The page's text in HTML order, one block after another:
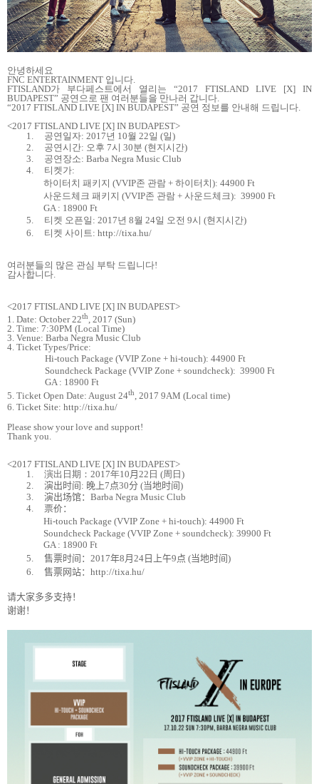
안녕하세요
FNC ENTERTAINMENT 입니다.
FTISLAND가 부다페스트에서 열리는 “2017 FTISLAND LIVE [X] IN
BUDAPEST” 공연으로 팬 여러분들을 만나러 갑니다.
“2017 FTISLAND LIVE [X] IN BUDAPEST” 공연 정보를 안내해 드립니다.
<2017 FTISLAND LIVE [X] IN BUDAPEST>
1.
공연일자: 2017년 10월 22일 (일)
2.
공연시간: 오후 7시 30분 (현지시간)
3.
공연장소: Barba Negra Music Club
4.
티켓가:
하이터치 패키지 (VVIP존 관람+ 하이터치): 44900 Ft
사운드체크 패키지 (VVIP존 관람+ 사운드체크): 39900 Ft
GA : 18900 Ft
5.
티켓 오픈일 : 2017년 8월 24일 오전 9시 (현지시간)
6.
티켓 사이트: http://tixa.hu/
여러분들의 많은 관심 부탁 드립니다!
감사합니다.
<2017 FTISLAND LIVE [X] IN BUDAPEST>
1. Date: October 22th
, 2017 (Sun)
2. Time: 7:30PM (Local Time)
3. Venue: Barba Negra Music Club
4. Ticket Types/Price:
Hi-touch Package (VVIP Zone + hi-touch): 44900 Ft
Soundcheck Package (VVIP Zone + soundcheck): 39900 Ft
GA : 18900 Ft
5. Ticket Open Date: August 24th, 2017 9AM (Local time)
6. Ticket Site: http://tixa.hu/
Please show your love and support!
Thank you.
<2017 FTISLAND LIVE [X] IN BUDAPEST>
1.
演出日期： 2017年10月 22 日 (周日 )
2.
演出 时间 : 晚上7 点30分(当地时间)
3.
演出场馆： Barba Negra Music Club
4.
票价：
Hi-touch Package (VVIP Zone + hi-touch): 44900 Ft
Soundcheck Package (VVIP Zone + soundcheck): 39900 Ft
GA : 18900 Ft
5.
售票时间 ： 2017年8月 24日上午9 点 (当地时间)
6.
售票网站： http://tixa.hu/
请大家多多支持！
谢谢！